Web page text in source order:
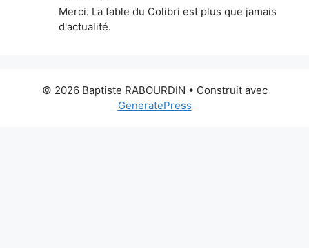
Merci. La fable du Colibri est plus que jamais
d'actualité.
© 2026 Baptiste RABOURDIN • Construit avec
GeneratePress